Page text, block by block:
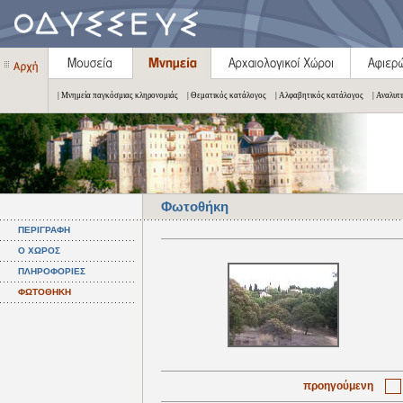
| Μνημεία παγκόσμιας κληρονομιάς | Θεματικός κατάλογος | Αλφαβητικός κατάλογος |
Φωτοθήκη
ΠΕΡΙΓΡΑΦΗ
Ο ΧΩΡΟΣ
ΠΛΗΡΟΦΟΡΙΕΣ
ΦΩΤΟΘΗΚΗ
προηγούμενη